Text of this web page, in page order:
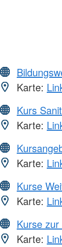
Karte:
Kurs
Karte:
Karte:
Kurse
Karte:
Kurse
Karte: